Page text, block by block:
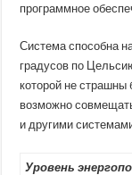
программное
Система способна
градусов по
которой не
возможно
и другими
Уровень